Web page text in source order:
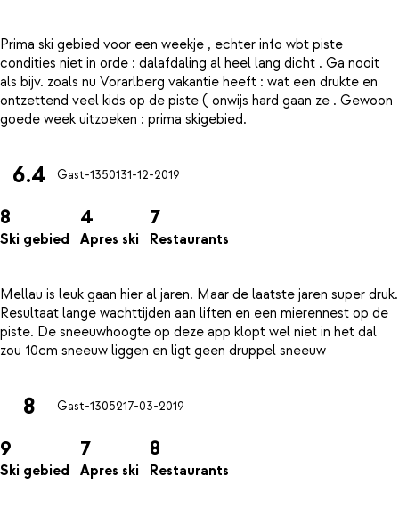
Prima ski gebied voor een weekje , echter info wbt piste
condities niet in orde : dalafdaling al heel lang dicht . Ga nooit
als bijv. zoals nu Vorarlberg vakantie heeft : wat een drukte en
ontzettend veel kids op de piste ( onwijs hard gaan ze . Gewoon
6.4 Gast-1350131-12-2019
8
Ski gebied
4
Apres ski
7
Restaurants
Mellau is leuk gaan hier al jaren. Maar de laatste jaren super druk.
Resultaat lange wachttijden aan liften en een mierennest op de
piste. De sneeuwhoogte op deze app klopt wel niet in het dal
8 Gast-1305217-03-2019
9
Ski gebied
7
Apres ski
8
Restaurants